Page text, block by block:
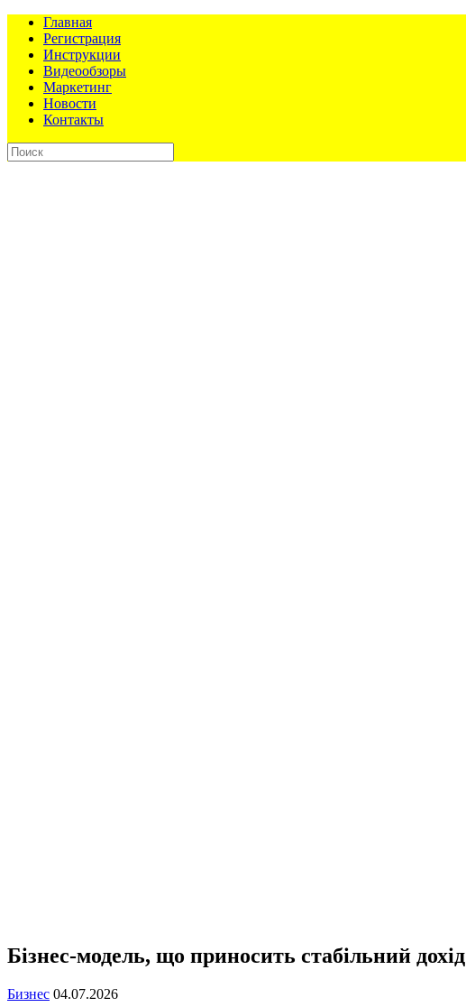
Главная
Регистрация
Инструкции
Видеообзоры
Маркетинг
Новости
Контакты
Бізнес-модель, що приносить стабільний дохід
Бизнес 04.07.2026